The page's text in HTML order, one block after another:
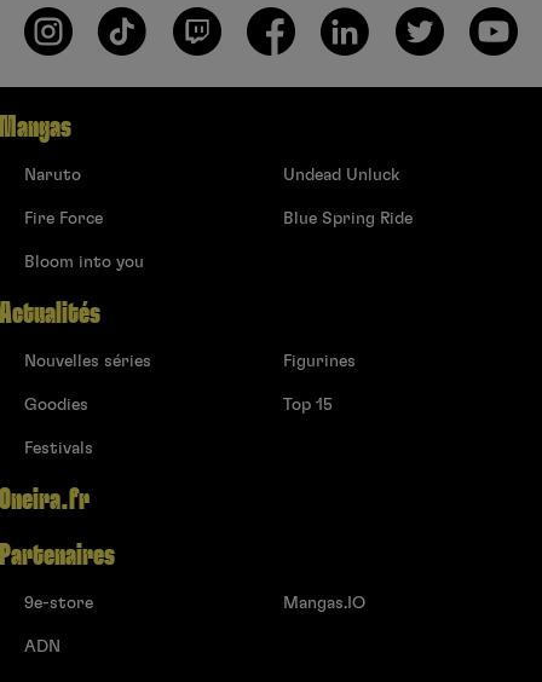
Mangas
Naruto
Fire Force
Bloom into you
Undead Unluck
Blue Spring Ride
Actualités
Nouvelles séries
Goodies
Festivals
Figurines
Top 15
Oneira.fr
Partenaires
9e-store
ADN
Mangas.IO